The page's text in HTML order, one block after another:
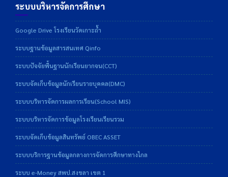
ระบบบริหารจัดการศึกษา
Google Drive โรงเรียนวัดเกาะถ้ำ
ระบบฐานข้อมูลสารสนเทศ Qinfo
ระบบปัจจัยพื้นฐานนักเรียนยากจน(CCT)
ระบบจัดเก็บข้อมูลนักเรียนรายบุคคล(DMC)
ระบบบริหารจัดการผลการเรียน(School MIS)
ระบบบริหารจัดการข้อมูลโรงเรียนเรียนรวม
ระบบจัดเก็บข้อมูลสินทรัพย์ OBEC ASSET
ระบบบริการฐานข้อมูลกลางการจัดการศึกษาทางไกล
ระบบ e-Money สพป.สงขลา เขต 1